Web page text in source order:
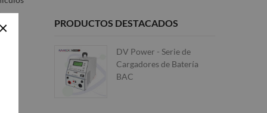
y
PRODUCTOS DESTACADOS
DV Power - Serie de
Cargadores de Batería
BAC
×